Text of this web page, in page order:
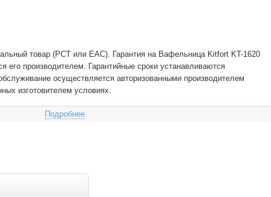
товар (РСТ или EAC). Гарантия на Вафельница Kitfort KT-1620
его производителем. Гарантийные сроки устанавливаются
осуществляется авторизованными производителем
изготовителем условиях.
Подробнее